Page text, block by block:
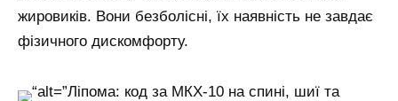
жировиків. Вони безболісні, їх наявність не завдає
фізичного дискомфорту.
“alt=”Ліпома: код за МКХ-10 на спині, шиї та